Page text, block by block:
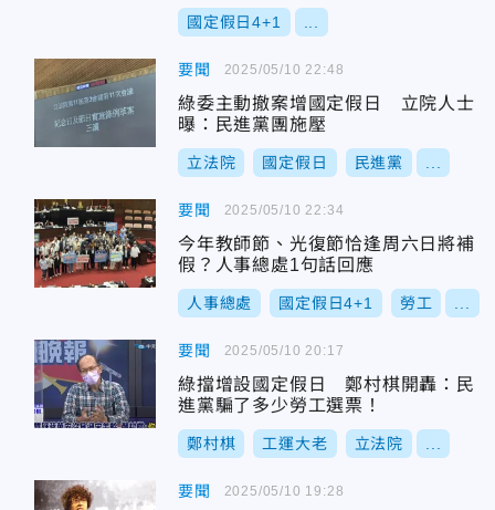
國定假日4+1
要聞
綠委主動撤案增國定假日 立院人士
曝：民進黨團施壓
立法院 國定假日 民進黨
2025/05/10 22:48
要聞
今年教師節、光復節恰逢周六日將補
假？人事總處1句話回應
人事總處 國定假日4+1 勞工
2025/05/10 22:34
要聞
綠擋增設國定假日 鄭村棋開轟：民
進黨騙了多少勞工選票！
鄭村棋 工運大老 立法院
2025/05/10 20:17
要聞 2025/05/10 19:28